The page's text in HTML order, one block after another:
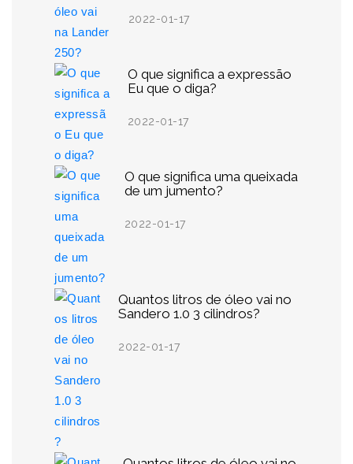
2022-01-17
O que significa a expressão
Eu que o diga?
2022-01-17
O que significa uma queixada
de um jumento?
2022-01-17
Quantos litros de óleo vai no
Sandero 1.0 3 cilindros?
2022-01-17